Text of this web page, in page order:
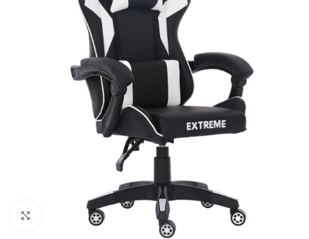
Натисніть, щоб збільшити